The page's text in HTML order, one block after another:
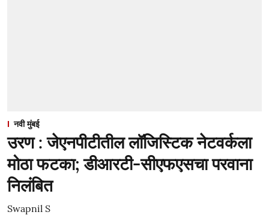
नवी मुंबई
उरण : जेएनपीटीतील लॉजिस्टिक नेटवर्कला
मोठा फटका; डीआरटी-सीएफएसचा परवाना
निलंबित
Swapnil S